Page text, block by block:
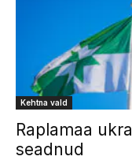
Kehtna vald
Raplamaa
seadnud